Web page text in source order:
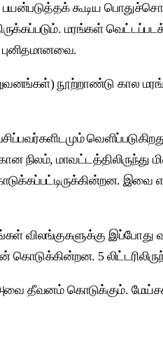
கூடிய
மரங்கள்
நூற்றாண்டு கால
இவை
விலங்குகளுக்கு
5
தீவனம் கொடுக்கும்.